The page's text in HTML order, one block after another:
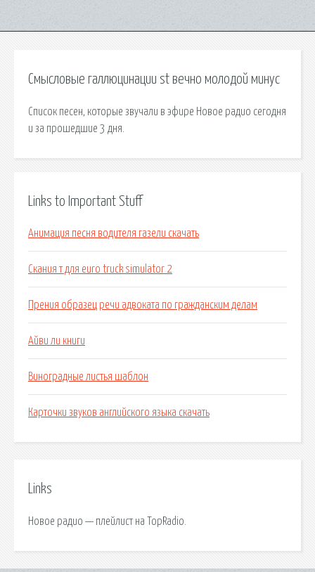
Смысловые галлюцинации st вечно молодой минус
Список песен, которые звучали в эфире Новое радио сегодня
и за прошедшие 3 дня.
Links to Important Stuff
Анимация песня водителя газели скачать
Скания т для euro truck simulator 2
Прения образец речи адвоката по гражданским делам
Айви ли книги
Виноградные листья шаблон
Карточки звуков английского языка скачать
Links
Новое радио — плейлист на TopRadio.